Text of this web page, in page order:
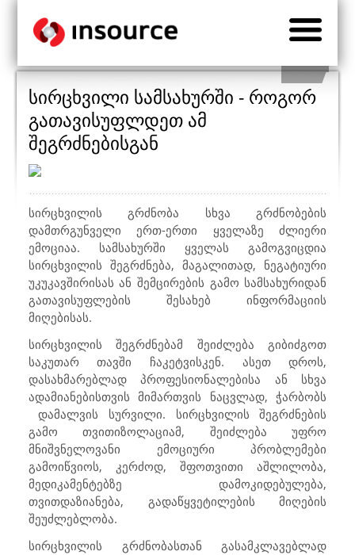
სირცხვილი სამსახურში - როგორ
გათავისუფლდეთ ამ
შეგრძნებისგან
სირცხვილის გრძნობა სხვა გრძნობების
დამთრგუნველი ერთ-ერთი ყველაზე ძლიერი
ემოციაა. სამსახურში ყველას გამოგვიცდია
სირცხვილის შეგრძნება, მაგალითად, ნეგატიური
უკუკავშირისას ან შემცირების გამო სამსახურიდან
გათავისუფლების შესახებ ინფორმაციის
მიღებისას.
სირცხვილის შეგრძნებამ შეიძლება გიბიძგოთ
საკუთარ თავში ჩაკეტვისკენ. ასეთ დროს,
დასახმარებლად პროფესიონალებისა ან სხვა
ადამიანებისთვის მიმართვის ნაცვლად, ჭარბობს
დამალვის სურვილი. სირცხვილის შეგრძნების
გამო თვითიზოლაციამ, შეიძლება უფრო
მნიშვნელოვანი ემოციური პრობლემები
გამოიწვიოს, კერძოდ, შფოთვითი აშლილობა,
მედიკამენტებზე დამოკიდებულება,
თვითდაზიანება, გადაწყვეტილების მიღების
შეუძლებლობა.
სირცხვილის გრძნობასთან გასამკლავებლად